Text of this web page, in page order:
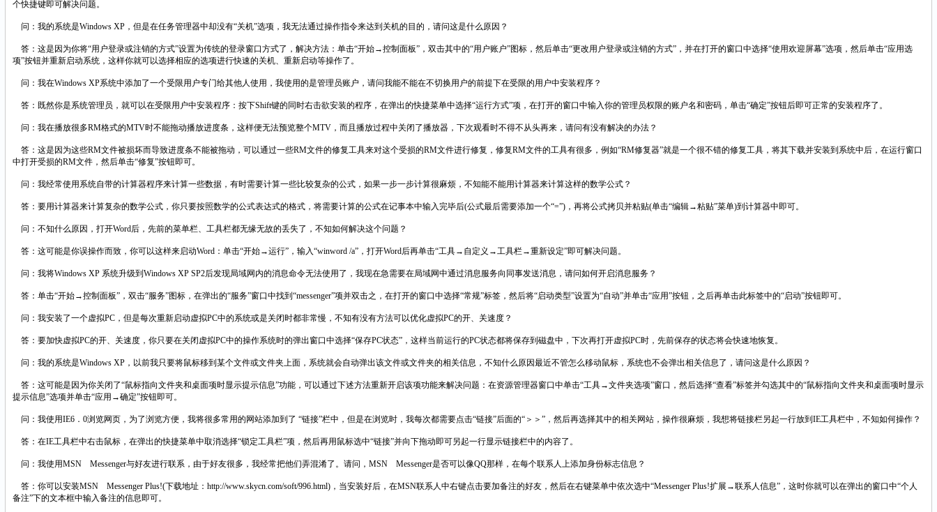
个快捷键即可解决问题。
问：我的系统是Windows XP，但是在任务管理器中却没有“关机”选项，我无法通过操作指令来达到关机的目的，请问这是什么原因？
答：这是因为你将“用户登录或注销的方式”设置为传统的登录窗口方式了，解决方法：单击“开始→控制面板”，双击其中的“用户账户”图标，然后单击“更改用户登录或注销的方式”，并在打开的窗口中选择“使用欢迎屏幕”选项，然后单击“应用选
项”按钮并重新启动系统，这样你就可以选择相应的选项进行快速的关机、重新启动等操作了。
问：我在Windows XP系统中添加了一个受限用户专门给其他人使用，我使用的是管理员账户，请问我能不能在不切换用户的前提下在受限的用户中安装程序？
答：既然你是系统管理员，就可以在受限用户中安装程序：按下Shift键的同时右击欲安装的程序，在弹出的快捷菜单中选择“运行方式”项，在打开的窗口中输入你的管理员权限的账户名和密码，单击“确定”按钮后即可正常的安装程序了。
问：我在播放很多RM格式的MTV时不能拖动播放进度条，这样便无法预览整个MTV，而且播放过程中关闭了播放器，下次观看时不得不从头再来，请问有没有解决的办法？
答：这是因为这些RM文件被损坏而导致进度条不能被拖动，可以通过一些RM文件的修复工具来对这个受损的RM文件进行修复，修复RM文件的工具有很多，例如“RM修复器”就是一个很不错的修复工具，将其下载并安装到系统中后，在运行窗口
中打开受损的RM文件，然后单击“修复”按钮即可。
问：我经常使用系统自带的计算器程序来计算一些数据，有时需要计算一些比较复杂的公式，如果一步一步计算很麻烦，不知能不能用计算器来计算这样的数学公式？
答：要用计算器来计算复杂的数学公式，你只要按照数学的公式表达式的格式，将需要计算的公式在记事本中输入完毕后(公式最后需要添加一个“=”)，再将公式拷贝并粘贴(单击“编辑→粘贴”菜单)到计算器中即可。
问：不知什么原因，打开Word后，先前的菜单栏、工具栏都无缘无故的丢失了，不知如何解决这个问题？
答：这可能是你误操作而致，你可以这样来启动Word：单击“开始→运行”，输入“winword /a”，打开Word后再单击“工具→自定义→工具栏→重新设定”即可解决问题。
问：我将Windows XP 系统升级到Windows XP SP2后发现局域网内的消息命令无法使用了，我现在急需要在局域网中通过消息服务向同事发送消息，请问如何开启消息服务？
答：单击“开始→控制面板”，双击“服务”图标，在弹出的“服务”窗口中找到“messenger”项并双击之，在打开的窗口中选择“常规”标签，然后将“启动类型”设置为“自动”并单击“应用”按钮，之后再单击此标签中的“启动”按钮即可。
问：我安装了一个虚拟PC，但是每次重新启动虚拟PC中的系统或是关闭时都非常慢，不知有没有方法可以优化虚拟PC的开、关速度？
答：要加快虚拟PC的开、关速度，你只要在关闭虚拟PC中的操作系统时的弹出窗口中选择“保存PC状态”，这样当前运行的PC状态都将保存到磁盘中，下次再打开虚拟PC时，先前保存的状态将会快速地恢复。
问：我的系统是Windows XP，以前我只要将鼠标移到某个文件或文件夹上面，系统就会自动弹出该文件或文件夹的相关信息，不知什么原因最近不管怎么移动鼠标，系统也不会弹出相关信息了，请问这是什么原因？
答：这可能是因为你关闭了“鼠标指向文件夹和桌面项时显示提示信息”功能，可以通过下述方法重新开启该项功能来解决问题：在资源管理器窗口中单击“工具→文件夹选项”窗口，然后选择“查看”标签并勾选其中的“鼠标指向文件夹和桌面项时显示
提示信息”选项并单击“应用→确定”按钮即可。
问：我使用IE6．0浏览网页，为了浏览方便，我将很多常用的网站添加到了 “链接”栏中，但是在浏览时，我每次都需要点击“链接”后面的“＞＞”，然后再选择其中的相关网站，操作很麻烦，我想将链接栏另起一行放到IE工具栏中，不知如何操作？
答：在IE工具栏中右击鼠标，在弹出的快捷菜单中取消选择“锁定工具栏”项，然后再用鼠标选中“链接”并向下拖动即可另起一行显示链接栏中的内容了。
问：我使用MSN Messenger与好友进行联系，由于好友很多，我经常把他们弄混淆了。请问，MSN Messenger是否可以像QQ那样，在每个联系人上添加身份标志信息？
答：你可以安装MSN Messenger Plus!(下载地址：http://www.skycn.com/soft/996.html)，当安装好后，在MSN联系人中右键点击要加备注的好友，然后在右键菜单中依次选中“Messenger Plus!扩展→联系人信息”，这时你就可以在弹出的窗口中“个人
备注”下的文本框中输入备注的信息即可。